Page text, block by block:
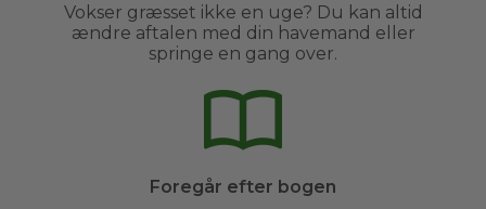
Vokser græsset ikke en uge? Du kan altid
ændre aftalen med din havemand eller
springe en gang over.
Foregår efter bogen